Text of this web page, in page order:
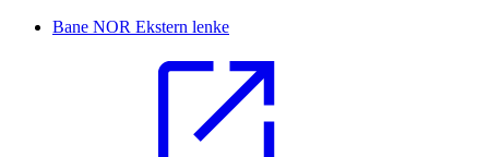
Bane NOR Ekstern lenke